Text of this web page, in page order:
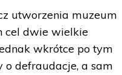
utworzenia muzeum
cel dwie wielkie
wkrótce po tym
o defraudacje, a sam